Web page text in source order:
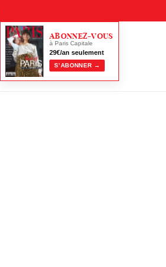
ABONNEZ-VOUS
à Paris Capitale
29€/an seulement
S’ABONNER →